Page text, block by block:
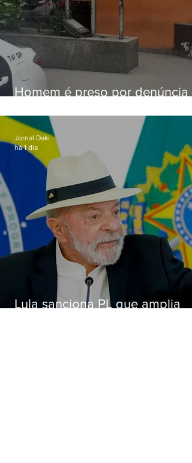
Homem é preso por denúncia
Alcântara
Lula sanciona PL que amplia
Jornal Daki
há 1 dia